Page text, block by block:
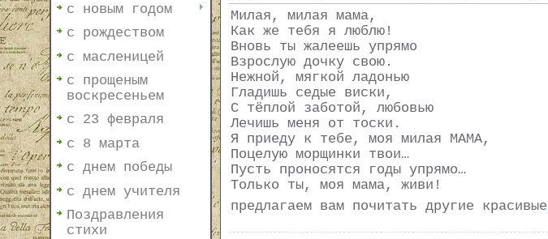
с новым годом
с рождеством
с масленицей
с прощеным
воскресеньем
с 23 февраля
с 8 марта
с днем победы
с днем учителя
Поздравления
стихи
Милая, милая мама,
Как же тебя я люблю!
Вновь ты жалеешь упрямо
Взрослую дочку свою.
Нежной, мягкой ладонью
Гладишь седые виски,
С тёплой заботой, любовью
Лечишь меня от тоски.
Я приеду к тебе, моя милая МАМА,
Поцелую морщинки твои…
Пусть проносятся годы упрямо…
Только ты, моя мама, живи!
предлагаем вам почитать другие красивые